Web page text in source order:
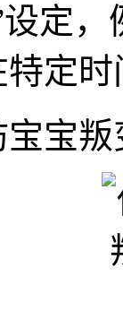
设定
定
宝叛